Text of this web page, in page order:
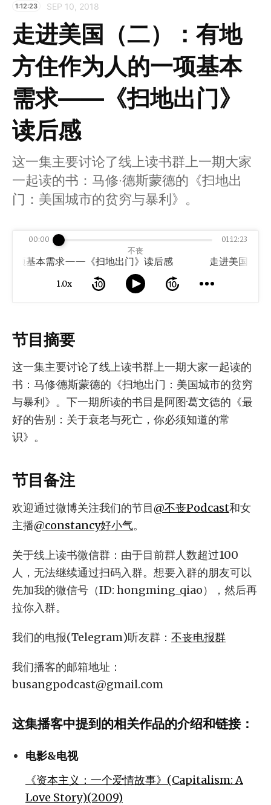
1:12:23 SEP 10, 2018
走进美国（二）：有地
方住作为人的一项基本
需求——《扫地出门》
读后感
这一集主要讨论了线上读书群上一期大家
一起读的书：马修·德斯蒙德的《扫地出
门：美国城市的贫穷与暴利》。
不丧
项基本需求——《扫地出门》读后感
1.0x
00:00 01:12:23
节目摘要
这一集主要讨论了线上读书群上一期大家一起读的
书：马修·德斯蒙德的《扫地出门：美国城市的贫穷
与暴利》。下一期所读的书目是阿图·葛文德的《最
好的告别：关于衰老与死亡，你必须知道的常
识》。
节目备注
欢迎通过微博关注我们的节目@不丧Podcast和女
主播@constancy好小气。
关于线上读书微信群：由于目前群人数超过100
人，无法继续通过扫码入群。想要入群的朋友可以
先加我的微信号（ID: hongming_qiao），然后再
拉你入群。
我们的电报(Telegram)听友群： 不丧电报群
我们播客的邮箱地址：
busangpodcast@gmail.com
这集播客中提到的相关作品的介绍和链接：
电影&电视
《资本主义：一个爱情故事》(Capitalism: A
Love Story)(2009)